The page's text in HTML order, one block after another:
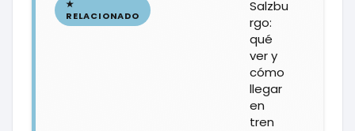
Salzbu
rgo:
qué
ver y
cómo
llegar
en
tren